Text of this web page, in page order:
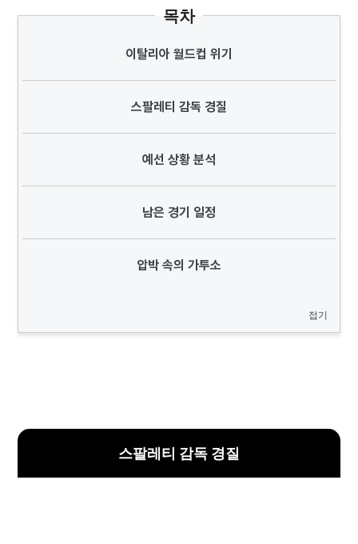
목차
이탈리아 월드컵 위기
스팔레티 감독 경질
예선 상황 분석
남은 경기 일정
압박 속의 가투소
접기
스팔레티 감독 경질